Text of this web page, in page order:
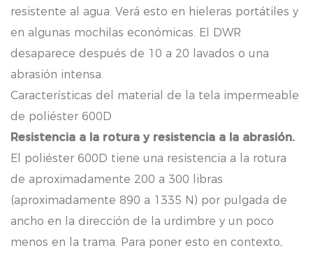
resistente al agua. Verá esto en hieleras portátiles y
en algunas mochilas económicas. El DWR
desaparece después de 10 a 20 lavados o una
abrasión intensa.
Características del material de la tela impermeable
de poliéster 600D
Resistencia a la rotura y resistencia a la abrasión.
El poliéster 600D tiene una resistencia a la rotura
de aproximadamente 200 a 300 libras
(aproximadamente 890 a 1335 N) por pulgada de
ancho en la dirección de la urdimbre y un poco
menos en la trama. Para poner esto en contexto,